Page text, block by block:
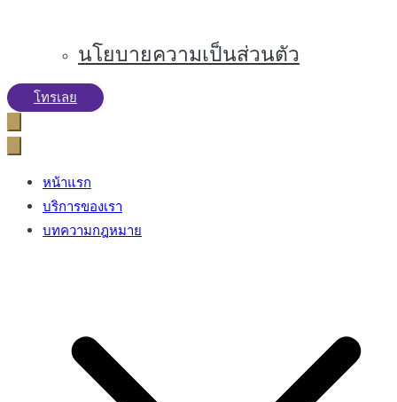
นโยบายความเป็นส่วนตัว
โทรเลย
หน้าแรก
บริการของเรา
บทความกฎหมาย